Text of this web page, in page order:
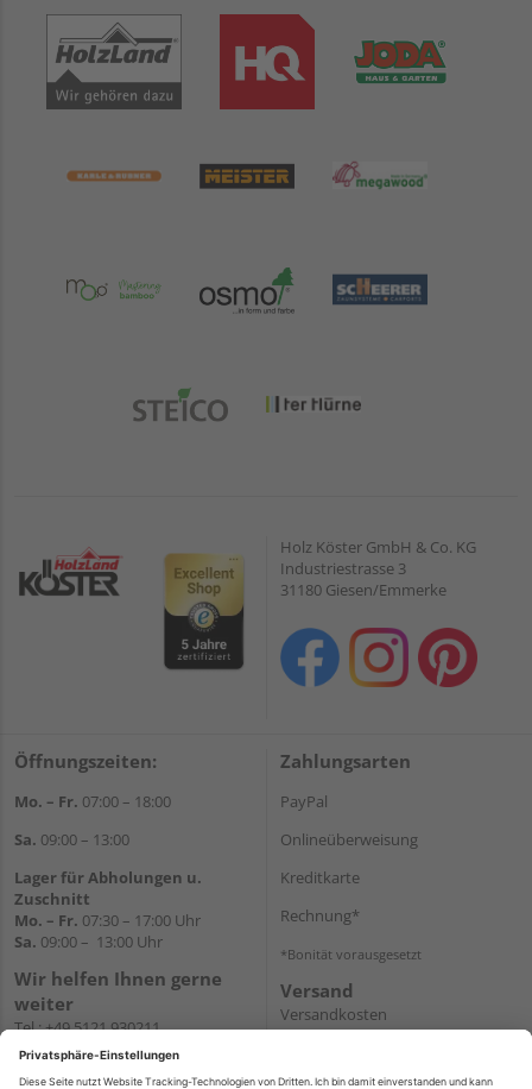
Holz Köster GmbH & Co. KG
Industriestrasse 3
31180 Giesen/Emmerke
Öffnungszeiten:
Mo. – Fr. 07:00 – 18:00
Sa. 09:00 – 13:00
Lager für Abholungen u.
Zuschnitt
Mo. – Fr. 07:30 – 17:00 Uhr
Sa. 09:00 – 13:00 Uhr
Wir helfen Ihnen gerne
weiter
Tel.:+49 5121 930211
E-Mail:holzlandshop@holzland-
Zahlungsarten
PayPal
Onlineüberweisung
Kreditkarte
Rechnung*
*Bonität vorausgesetzt
Versand
Versandkosten